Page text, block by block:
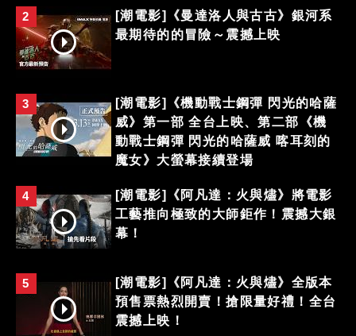
2
[潮電影]《曼達洛人與古古》銀河系
最期待的的冒險～震撼上映
3
[潮電影]《機動戰士鋼彈 閃光的哈薩
威》第一部 全台上映、第二部《機
動戰士鋼彈 閃光的哈薩威 喀耳刻的
魔女》大螢幕接續登場
4
[潮電影]《阿凡達：火與燼》將電影
工藝推向極致的大師鉅作！震撼大銀
幕！
5
[潮電影]《阿凡達：火與燼》全版本
預售票熱烈開賣！搶限量好禮！全台
震撼上映！